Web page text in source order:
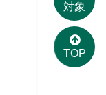
対象
TOP